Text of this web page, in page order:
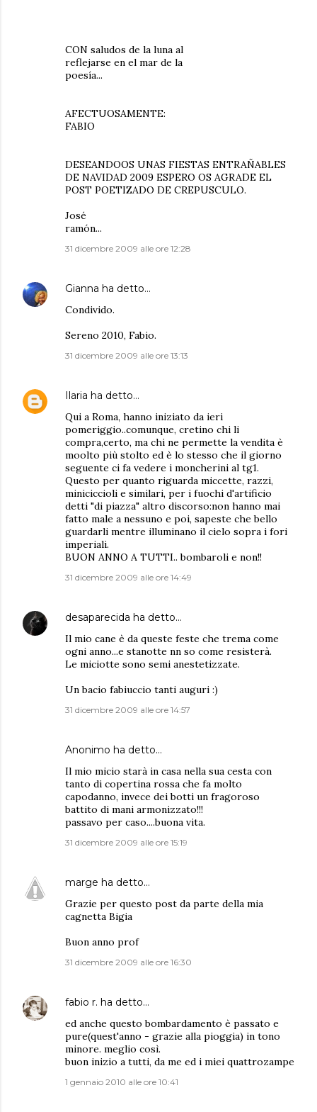
CON saludos de la luna al
reflejarse en el mar de la
poesía...
AFECTUOSAMENTE:
FABIO
DESEANDOOS UNAS FIESTAS ENTRAÑABLES
DE NAVIDAD 2009 ESPERO OS AGRADE EL
POST POETIZADO DE CREPUSCULO.
José
ramón...
31 dicembre 2009 alle ore 12:28
Gianna ha detto…
Condivido.
Sereno 2010, Fabio.
31 dicembre 2009 alle ore 13:13
Ilaria ha detto…
Qui a Roma, hanno iniziato da ieri
pomeriggio..comunque, cretino chi li
compra,certo, ma chi ne permette la vendita è
moolto più stolto ed è lo stesso che il giorno
seguente ci fa vedere i moncherini al tg1.
Questo per quanto riguarda miccette, razzi,
miniciccioli e similari, per i fuochi d'artificio
detti "di piazza" altro discorso:non hanno mai
fatto male a nessuno e poi, sapeste che bello
guardarli mentre illuminano il cielo sopra i fori
imperiali.
BUON ANNO A TUTTI.. bombaroli e non!!
31 dicembre 2009 alle ore 14:49
desaparecida ha detto…
Il mio cane è da queste feste che trema come
ogni anno...e stanotte nn so come resisterà.
Le miciotte sono semi anestetizzate.
Un bacio fabiuccio tanti auguri :)
31 dicembre 2009 alle ore 14:57
Anonimo ha detto…
Il mio micio starà in casa nella sua cesta con
tanto di copertina rossa che fa molto
capodanno, invece dei botti un fragoroso
battito di mani armonizzato!!!
passavo per caso....buona vita.
31 dicembre 2009 alle ore 15:19
marge ha detto…
Grazie per questo post da parte della mia
cagnetta Bigia
Buon anno prof
31 dicembre 2009 alle ore 16:30
fabio r. ha detto…
ed anche questo bombardamento è passato e
pure(quest'anno - grazie alla pioggia) in tono
minore. meglio così.
buon inizio a tutti, da me ed i miei quattrozampe
1 gennaio 2010 alle ore 10:41